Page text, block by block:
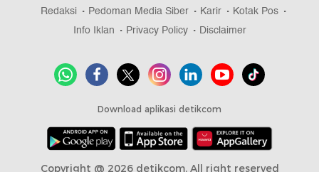
Redaksi Pedoman Media Siber Karir
Kotak Pos
Info Iklan
Privacy Policy Disclaimer
Download aplikasi detikcom
Copyright @ 2026 detikcom, All right reserved